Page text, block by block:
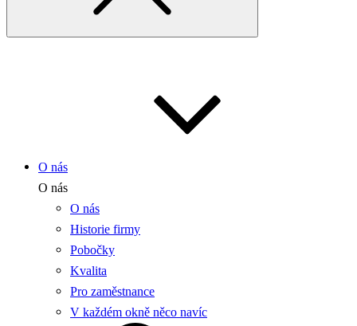
O nás
O nás
O nás
Historie firmy
Pobočky
Kvalita
Pro zaměstnance
V každém okně něco navíc